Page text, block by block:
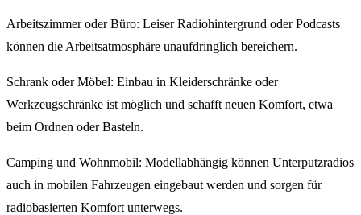
Arbeitszimmer oder Büro: Leiser Radiohintergrund oder Podcasts
können die Arbeitsatmosphäre unaufdringlich bereichern.
Schrank oder Möbel: Einbau in Kleiderschränke oder
Werkzeugschränke ist möglich und schafft neuen Komfort, etwa
beim Ordnen oder Basteln.
Camping und Wohnmobil: Modellabhängig können Unterputzradios
auch in mobilen Fahrzeugen eingebaut werden und sorgen für
radiobasierten Komfort unterwegs.